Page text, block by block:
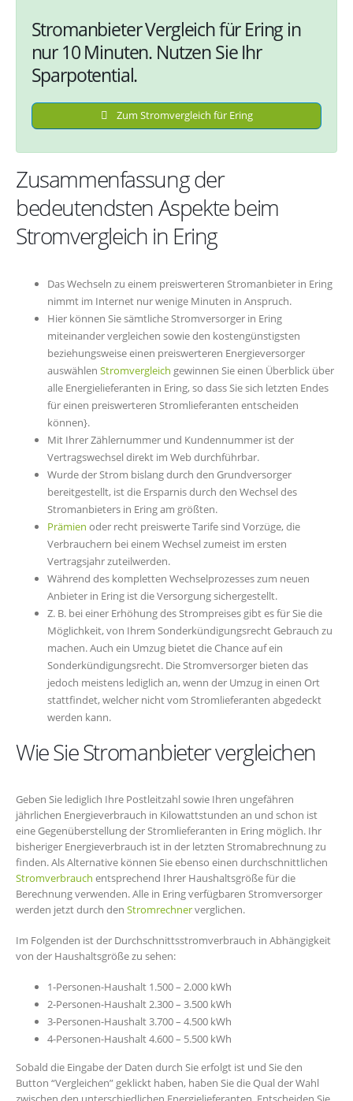
Stromanbieter Vergleich für Ering in
nur 10 Minuten. Nutzen Sie Ihr
Sparpotential.
Zum Stromvergleich für Ering
Zusammenfassung der
bedeutendsten Aspekte beim
Stromvergleich in Ering
Das Wechseln zu einem preiswerteren Stromanbieter in Ering
nimmt im Internet nur wenige Minuten in Anspruch.
Hier können Sie sämtliche Stromversorger in Ering
miteinander vergleichen sowie den kostengünstigsten
beziehungsweise einen preiswerteren Energieversorger
auswählen Stromvergleich gewinnen Sie einen Überblick über
alle Energielieferanten in Ering, so dass Sie sich letzten Endes
für einen preiswerteren Stromlieferanten entscheiden
können}.
Mit Ihrer Zählernummer und Kundennummer ist der
Vertragswechsel direkt im Web durchführbar.
Wurde der Strom bislang durch den Grundversorger
bereitgestellt, ist die Ersparnis durch den Wechsel des
Stromanbieters in Ering am größten.
Prämien oder recht preiswerte Tarife sind Vorzüge, die
Verbrauchern bei einem Wechsel zumeist im ersten
Vertragsjahr zuteilwerden.
Während des kompletten Wechselprozesses zum neuen
Anbieter in Ering ist die Versorgung sichergestellt.
Z. B. bei einer Erhöhung des Strompreises gibt es für Sie die
Möglichkeit, von Ihrem Sonderkündigungsrecht Gebrauch zu
machen. Auch ein Umzug bietet die Chance auf ein
Sonderkündigungsrecht. Die Stromversorger bieten das
jedoch meistens lediglich an, wenn der Umzug in einen Ort
stattfindet, welcher nicht vom Stromlieferanten abgedeckt
werden kann.
Wie Sie Stromanbieter vergleichen
Geben Sie lediglich Ihre Postleitzahl sowie Ihren ungefähren
jährlichen Energieverbrauch in Kilowattstunden an und schon ist
eine Gegenüberstellung der Stromlieferanten in Ering möglich. Ihr
bisheriger Energieverbrauch ist in der letzten Stromabrechnung zu
finden. Als Alternative können Sie ebenso einen durchschnittlichen
Stromverbrauch entsprechend Ihrer Haushaltsgröße für die
Berechnung verwenden. Alle in Ering verfügbaren Stromversorger
werden jetzt durch den Stromrechnerverglichen.
Im Folgenden ist der Durchschnittsstromverbrauch in Abhängigkeit
von der Haushaltsgröße zu sehen:
1-Personen-Haushalt 1.500 – 2.000 kWh
2-Personen-Haushalt 2.300 – 3.500 kWh
3-Personen-Haushalt 3.700 – 4.500 kWh
4-Personen-Haushalt 4.600 – 5.500 kWh
Sobald die Eingabe der Daten durch Sie erfolgt ist und Sie den
Button “Vergleichen” geklickt haben, haben Sie die Qual der Wahl